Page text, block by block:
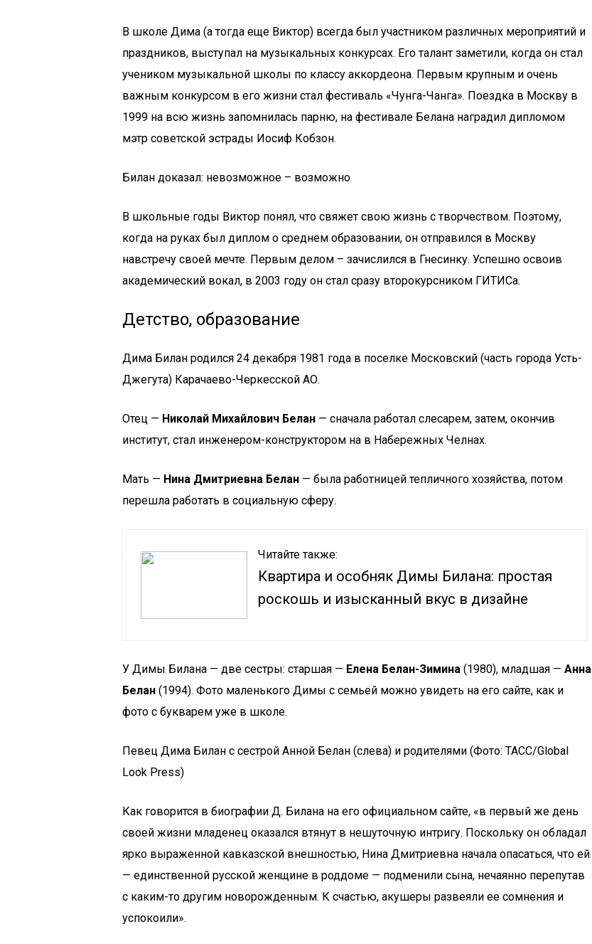
В школе Дима (а тогда еще Виктор) всегда был участником различных мероприятий и
праздников, выступал на музыкальных конкурсах. Его талант заметили, когда он стал
учеником музыкальной школы по классу аккордеона. Первым крупным и очень
важным конкурсом в его жизни стал фестиваль «Чунга-Чанга». Поездка в Москву в
1999 на всю жизнь запомнилась парню, на фестивале Белана наградил дипломом
мэтр советской эстрады Иосиф Кобзон.
Билан доказал: невозможное – возможно
В школьные годы Виктор понял, что свяжет свою жизнь с творчеством. Поэтому,
когда на руках был диплом о среднем образовании, он отправился в Москву
навстречу своей мечте. Первым делом – зачислился в Гнесинку. Успешно освоив
академический вокал, в 2003 году он стал сразу второкурсником ГИТИСа.
Детство, образование
Дима Билан родился 24 декабря 1981 года в поселке Московский (часть города Усть-
Джегута) Карачаево-Черкесской АО.
Отец — Николай Михайлович Белан — сначала работал слесарем, затем, окончив
институт, стал инженером-конструктором на в Набережных Челнах.
Мать — Нина Дмитриевна Белан — была работницей тепличного хозяйства, потом
перешла работать в социальную сферу.
Читайте также:
Квартира и особняк Димы Билана: простая
роскошь и изысканный вкус в дизайне
У Димы Билана — две сестры: старшая — Елена Белан-Зимина (1980), младшая — Анна
Белан (1994). Фото маленького Димы с семьей можно увидеть на его сайте, как и
фото с букварем уже в школе.
Певец Дима Билан с сестрой Анной Белан (слева) и родителями (Фото: ТАСС/Global
Look Press)
Как говорится в биографии Д. Билана на его официальном сайте, «в первый же день
своей жизни младенец оказался втянут в нешуточную интригу. Поскольку он обладал
ярко выраженной кавказской внешностью, Нина Дмитриевна начала опасаться, что ей
— единственной русской женщине в роддоме — подменили сына, нечаянно перепутав
с каким-то другим новорожденным. К счастью, акушеры развеяли ее сомнения и
успокоили».